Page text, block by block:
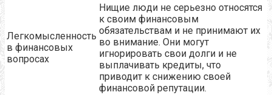
Легкомысленность
в финансовых
вопросах
Нищие люди не серьезно относятся
к своим финансовым
обязательствам и не принимают их
во внимание. Они могут
игнорировать свои долги и не
выплачивать кредиты, что
приводит к снижению своей
финансовой репутации.